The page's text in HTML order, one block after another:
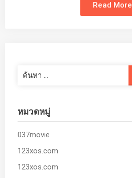
Read More
ค้นหา
หมวดหมู่
037movie
123xos.com
123xos.com